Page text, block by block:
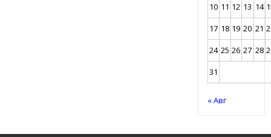
10 11 12 13 14
17 18 19 20 21
24 25 26 27 28
31
« Авг